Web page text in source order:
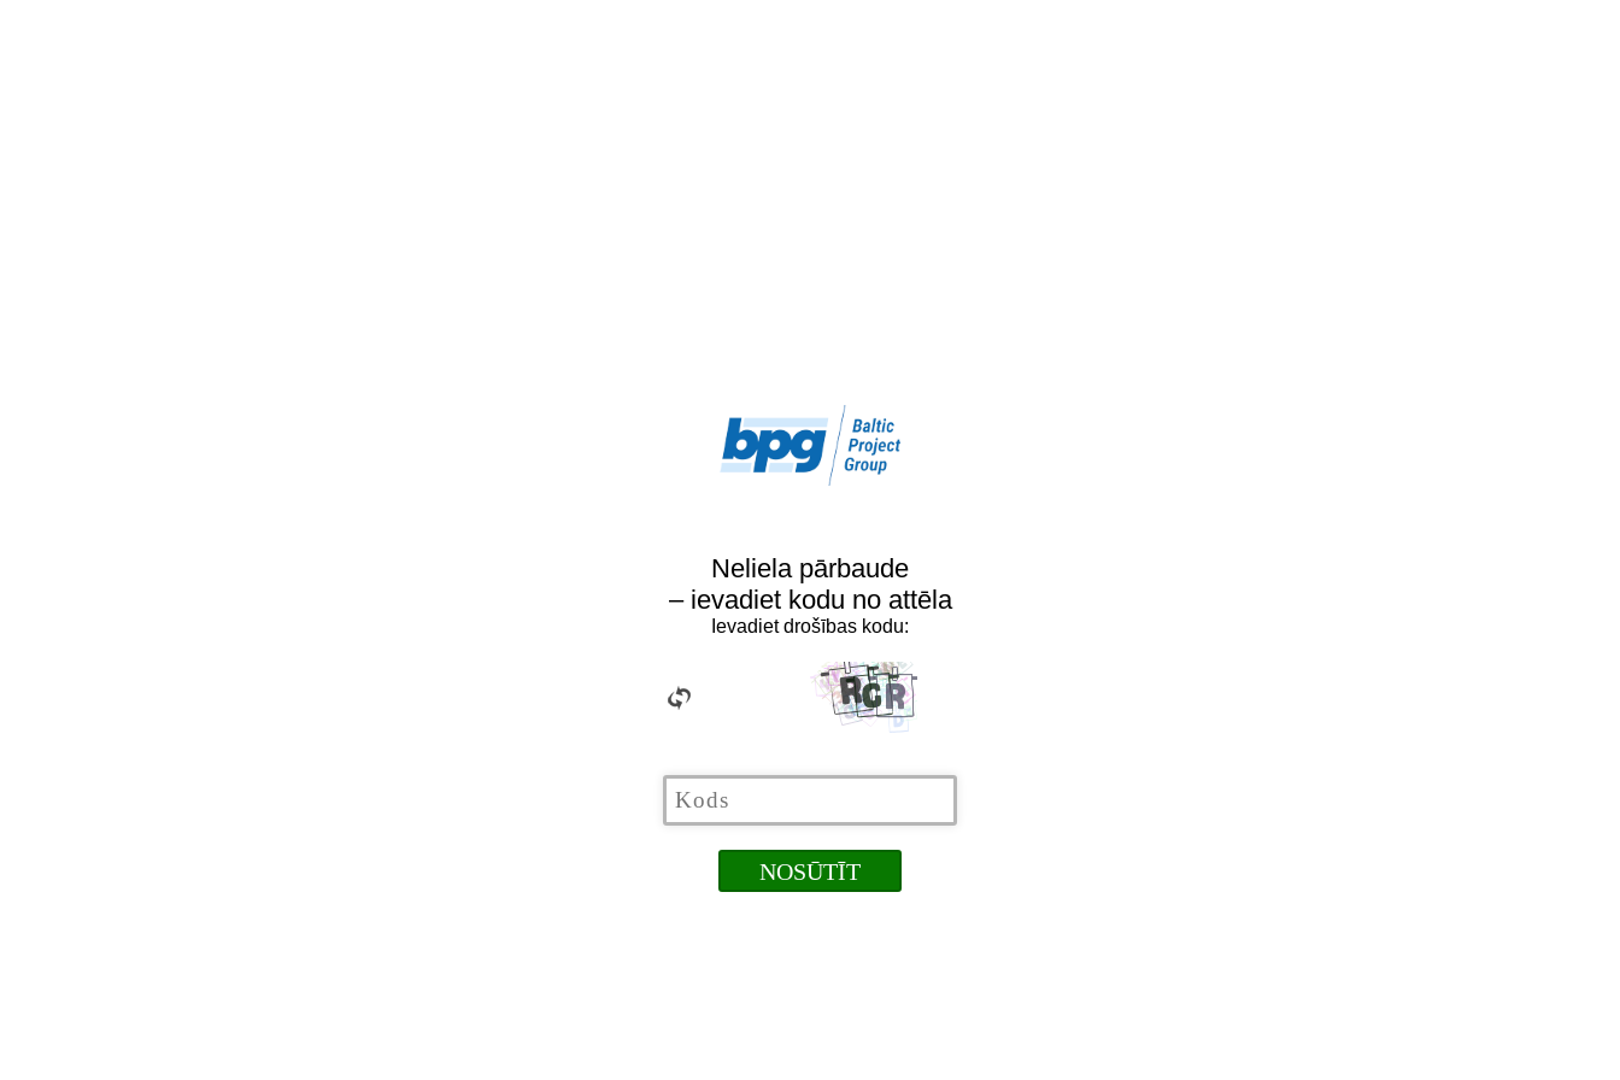
Neliela pārbaude
– ievadiet kodu no attēla
Ievadiet drošības kodu: